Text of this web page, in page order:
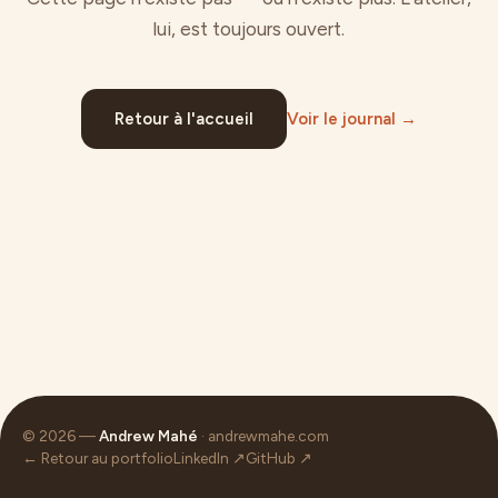
lui, est toujours ouvert.
Retour à l'accueil Voir le journal →
© 2026 —Andrew Mahé · andrewmahe.com
← Retour au portfolioLinkedIn ↗GitHub ↗